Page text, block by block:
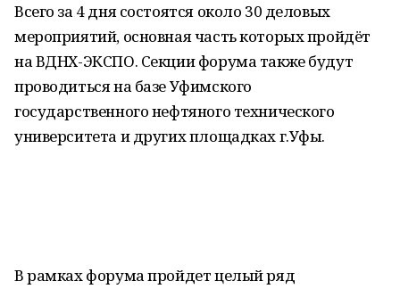
Всего за 4 дня состоятся около 30 деловых
мероприятий, основная часть которых пройдёт
на ВДНХ-ЭКСПО. Секции форума также будут
проводиться на базе Уфимского
государственного нефтяного технического
университета и других площадках г.Уфы.
В рамках форума пройдет целый ряд